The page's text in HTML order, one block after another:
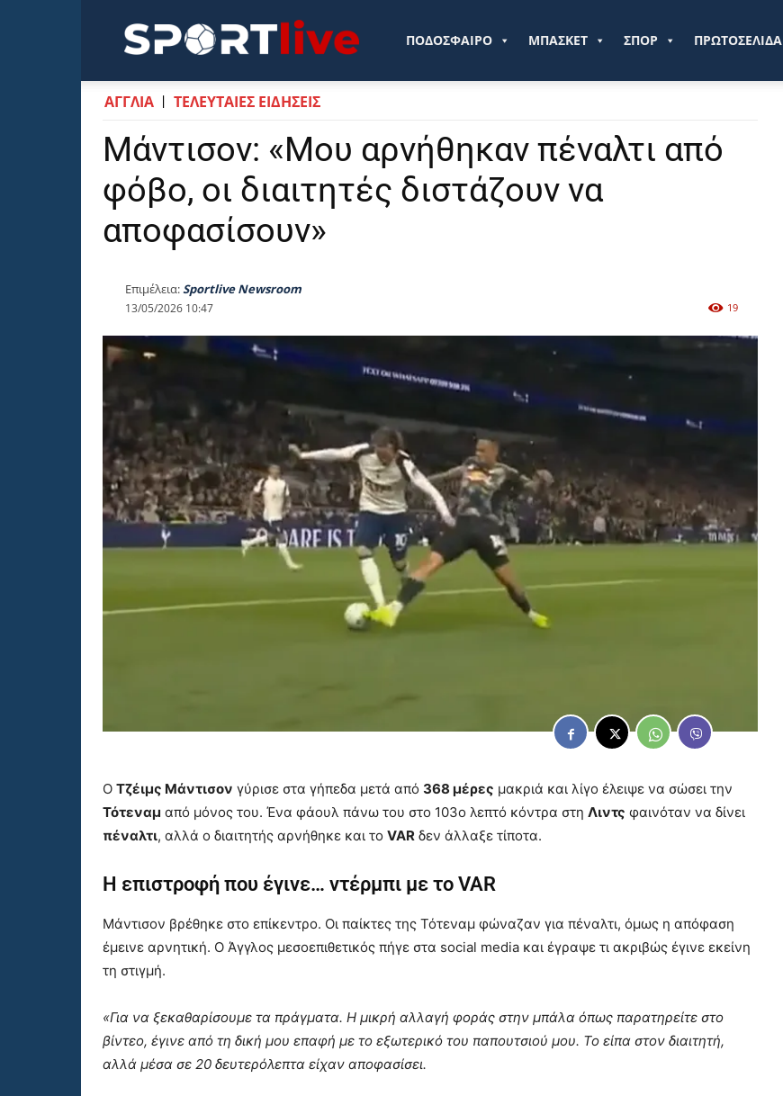
Sportlive.grΠΟΔΟΣΦΑΙΡΟ ΜΠΑΣΚΕΤ ΣΠΟΡ ΠΡΩΤΟΣΕΛΙΔΑ
ΑΓΓΛΙΑ ΤΕΛΕΥΤΑΙΕΣ ΕΙΔΗΣΕΙΣ
Μάντισον: «Μου αρνήθηκαν πέναλτι από
φόβο, οι διαιτητές διστάζουν να
αποφασίσουν»
Επιμέλεια:Sportlive Newsroom
13/05/2026 10:47 19
Ο Τζέιμς Μάντισον γύρισε στα γήπεδα μετά από 368 μέρες μακριά και λίγο έλειψε να σώσει την
Τότεναμ από μόνος του. Ένα φάουλ πάνω του στο 103ο λεπτό κόντρα στη Λιντς φαινόταν να δίνει
πέναλτι, αλλά ο διαιτητής αρνήθηκε και το VAR δεν άλλαξε τίποτα.
Η επιστροφή που έγινε… ντέρμπι με το VAR
Μάντισον βρέθηκε στο επίκεντρο. Οι παίκτες της Τότεναμ φώναζαν για πέναλτι, όμως η απόφαση
έμεινε αρνητική. Ο Άγγλος μεσοεπιθετικός πήγε στα social media και έγραψε τι ακριβώς έγινε εκείνη
τη στιγμή.
«Για να ξεκαθαρίσουμε τα πράγματα. Η μικρή αλλαγή φοράς στην μπάλα όπως παρατηρείτε στο
βίντεο, έγινε από τη δική μου επαφή με το εξωτερικό του παπουτσιού μου. Το είπα στον διαιτητή,
αλλά μέσα σε 20 δευτερόλεπτα είχαν αποφασίσει.